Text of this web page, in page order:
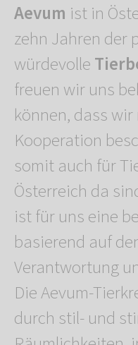
Aevum ist in
zehn Jahren der
würdevolle
freuen wir uns
können, dass
Kooperation
somit auch für
Österreich da
ist für uns eine
basierend auf
Verantwortung
Die Aevum-
durch stil- und